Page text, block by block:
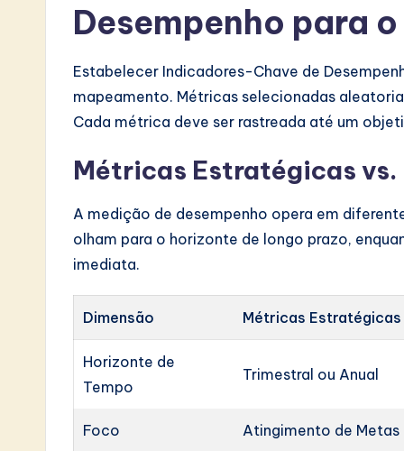
Desempenho para o
Estabelecer Indicadores-Chave de
mapeamento. Métricas selecionadas
Cada métrica deve ser rastreada até um
Métricas Estratégicas
A medição de desempenho opera em
olham para o horizonte de longo prazo,
imediata.
Dimensão Métricas Estratégicas
Horizonte de
Tempo
Trimestral ou Anual
Foco Atingimento de Metas